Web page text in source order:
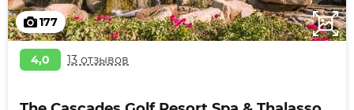
177
4,0 13 отзывов